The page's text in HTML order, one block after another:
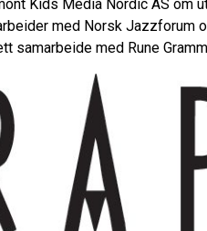
Kids Media Nordic AS om
med Norsk Jazzforum
samarbeide med Rune